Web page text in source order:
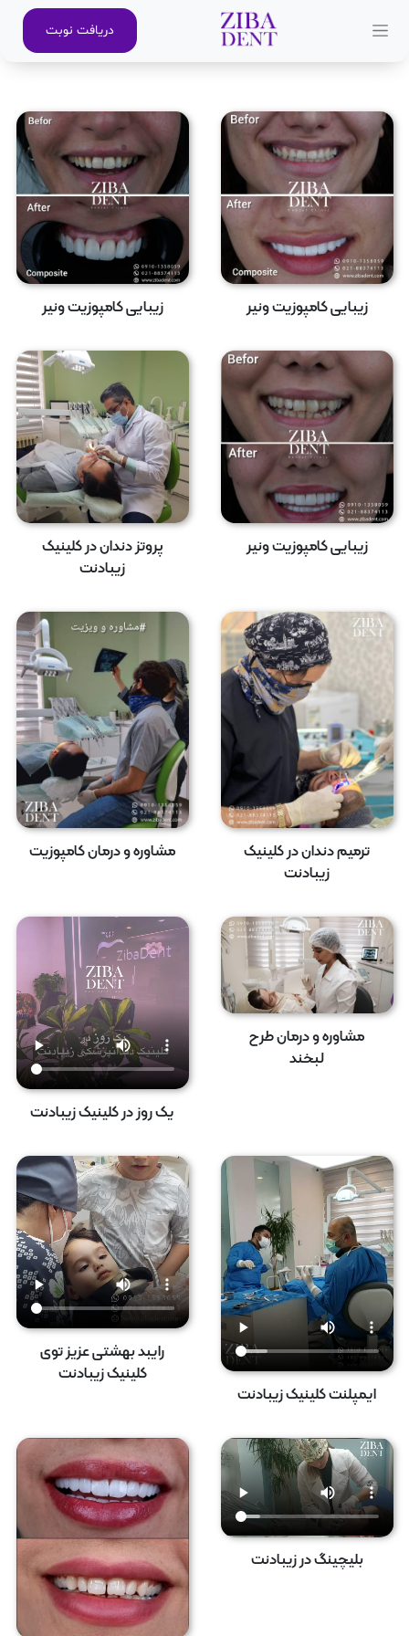
دریافت نوبت
زیبایی کامپوزیت ونیر زیبایی کامپوزیت ونیر
زیبایی کامپوزیت ونیر
پروتز دندان در کلینیک
زیبادنت
ترمیم دندان در کلینیک
زیبادنت
مشاوره و درمان کامپوزیت
مشاوره و درمان طرح
لبخند
یک روز در کلینیک زیبادنت
ایمپلنت کلینیک زیبادنت
رایبد بهشتی عزیز توی
کلینیک زیبادنت
بلیچینگ در زیبادنت